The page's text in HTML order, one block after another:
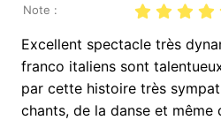
Note :
Excellent spectacle très
franco italiens sont
par cette histoire très
chants, de la danse et même